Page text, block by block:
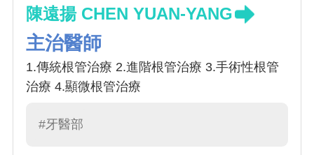
陳遠揚 CHEN YUAN-YANG
主治醫師
1.傳統根管治療 2.進階根管治療 3.手術性根管
治療 4.顯微根管治療
#牙醫部